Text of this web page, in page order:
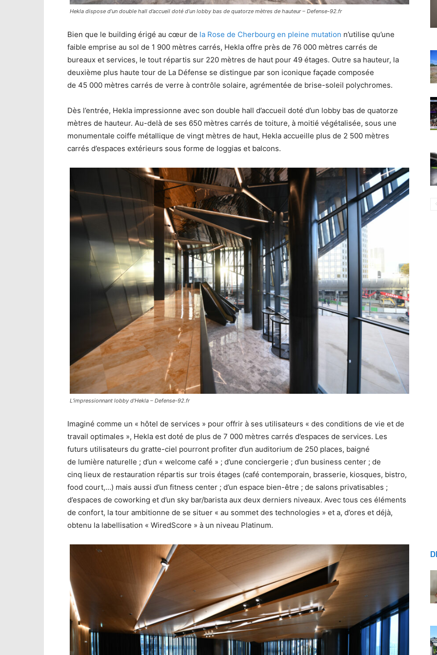
Hekla dispose d’un double hall d’accueil doté d’un lobby bas de quatorze mètres de hauteur – Defense-92.fr
Bien que le building érigé au cœur de la Rose de Cherbourg en pleine mutation n’utilise qu’une
faible emprise au sol de 1 900 mètres carrés, Hekla offre près de 76 000 mètres carrés de
bureaux et services, le tout répartis sur 220 mètres de haut pour 49 étages. Outre sa hauteur, la
deuxième plus haute tour de La Défense se distingue par son iconique façade composée
de 45 000 mètres carrés de verre à contrôle solaire, agrémentée de brise-soleil polychromes.
Dès l’entrée, Hekla impressionne avec son double hall d’accueil doté d’un lobby bas de quatorze
mètres de hauteur. Au-delà de ses 650 mètres carrés de toiture, à moitié végétalisée, sous une
monumentale coiffe métallique de vingt mètres de haut, Hekla accueille plus de 2 500 mètres
carrés d’espaces extérieurs sous forme de loggias et balcons.
L’impressionnant lobby d’Hekla – Defense-92.fr
Imaginé comme un « hôtel de services » pour offrir à ses utilisateurs « des conditions de vie et de
travail optimales », Hekla est doté de plus de 7 000 mètres carrés d’espaces de services. Les
futurs utilisateurs du gratte-ciel pourront profiter d’un auditorium de 250 places, baigné
de lumière naturelle ; d’un « welcome café » ; d’une conciergerie ; d’un business center ; de
cinq lieux de restauration répartis sur trois étages (café contemporain, brasserie, kiosques, bistro,
food court,…) mais aussi d’un fitness center ; d’un espace bien-être ; de salons privatisables ;
d’espaces de coworking et d’un sky bar/barista aux deux derniers niveaux. Avec tous ces éléments
de confort, la tour ambitionne de se situer « au sommet des technologies » et a, d’ores et déjà,
obtenu la labellisation « WiredScore » à un niveau Platinum.